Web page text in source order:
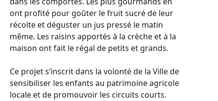
ont profité pour goûter le fruit sucré de leur
récolte et déguster un jus pressé le matin
même. Les raisins apportés à la crèche et à la
maison ont fait le régal de petits et grands.
Ce projet s’inscrit dans la volonté de la Ville de
sensibiliser les enfants au patrimoine agricole
locale et de promouvoir les circuits courts.